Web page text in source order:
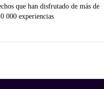
que han disfrutado de más de
000 experiencias